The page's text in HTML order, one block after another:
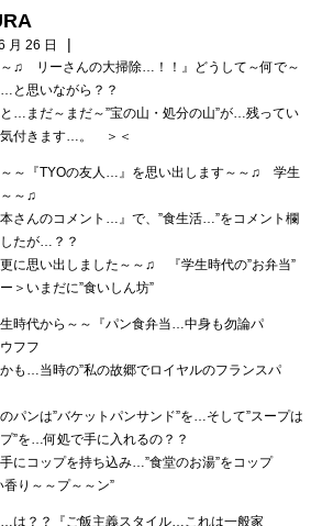
月 26 日 |
～♫ リーさんの大掃除…！！』どうして～何で～
と思いながら？？
…まだ～まだ～”宝の山・処分の山”が…残ってい
付きます…。 ＞＜
～『TYOの友人…』を思い出します～～♫ 学生
～♫
さんのコメント…』で、”食生活…”をコメント欄
たが…？？
に思い出しました～～♫ 『学生時代の”お弁当”
＞いまだに”食いしん坊”
時代から～～『パン食弁当…中身も勿論パ
フフ
も…当時の”私の故郷でロイヤルのフランスパ
パンは”バケットパンサンド”を…そして”スープは
”を…何処で手に入れるの？？
にコップを持ち込み…”食堂のお湯”をコップ
り～～プ～～ン”
は？？『ご飯主義スタイル…これは一般家